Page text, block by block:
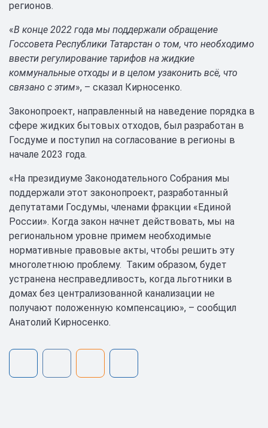
регионов.
«В конце 2022 года мы поддержали обращение
Госсовета Республики Татарстан о том, что необходимо
ввести регулирование тарифов на жидкие
коммунальные отходы и в целом узаконить всё, что
связано с этим», – сказал Кирносенко.
Законопроект, направленный на наведение порядка в
сфере жидких бытовых отходов, был разработан в
Госдуме и поступил на согласование в регионы в
начале 2023 года.
«На президиуме Законодательного Собрания мы
поддержали этот законопроект, разработанный
депутатами Госдумы, членами фракции «Единой
России». Когда закон начнет действовать, мы на
региональном уровне примем необходимые
нормативные правовые акты, чтобы решить эту
многолетнюю проблему. Таким образом, будет
устранена несправедливость, когда льготники в
домах без централизованной канализации не
получают положенную компенсацию», – сообщил
Анатолий Кирносенко.